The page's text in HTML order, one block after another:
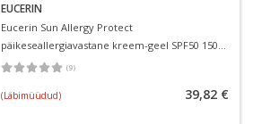
EUCERIN
Eucerin Sun Allergy Protect
päikeseallergiavastane kreem-geel SPF50 150
ml
(9)
Keskmine hinnang 5.00
(Läbimüüdud) 39,82 €